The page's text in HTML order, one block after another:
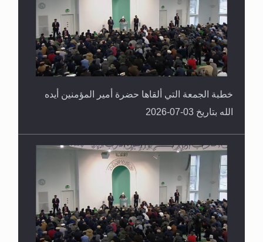
خطبة الجمعة التي ألقاها حضرة أمير المؤمنين أيده
الله بتاريخ 03-07-2026